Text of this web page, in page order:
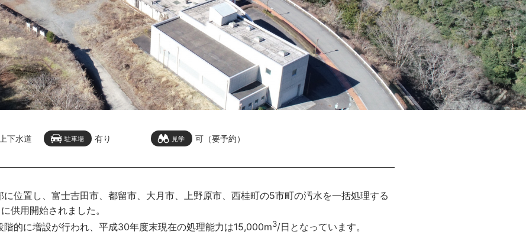
上下水道 駐車場 有り 見学 可（要予約）
位置し、富士吉田市、都留市、大月市、上野原市、西桂町の5市町の汚水を一括処理する
供用開始されました。
階的に増設が行われ、平成30年度末現在の処理能力は15,000m3/日となっています。